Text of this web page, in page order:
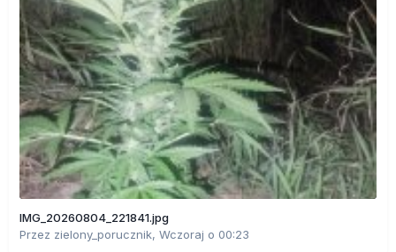
IMG_20260804_221841.jpg
Przez zielony_porucznik, Wczoraj o 00:23